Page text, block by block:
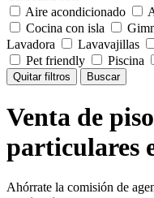
Aire acondicionado
Cocina con isla
Lavadora
Lavavajillas
Pet friendly
Piscina
Quitar filtros Buscar
Venta de
particulares
Ahórrate la comisión de